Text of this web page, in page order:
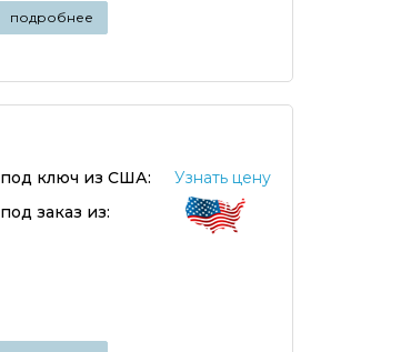
подробнее
под ключ из США:
Узнать цену
под заказ из: